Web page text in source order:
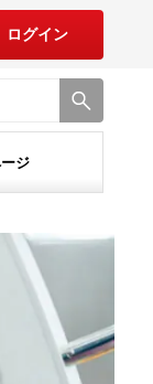
ログイン
ジ